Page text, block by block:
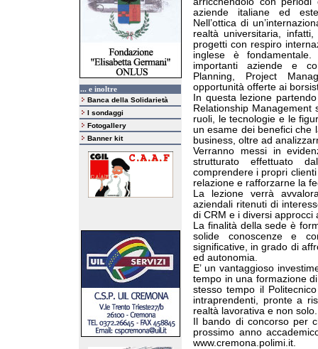
... e inoltre
Banca della Solidarietà
I sondaggi
Fotogallery
Banner kit
aziende italiane ed
Nell’ottica di
realtà universitaria,
progetti con respiro
inglese è
importanti aziende e
Planning, Project
opportunità offerte ai
In questa lezione
Relationship
ruoli, le tecnologie e le
un esame dei benefici che
business, oltre ad
Verranno messi in
strutturato effettuato
comprendere i propri
relazione e rafforzarne la
La lezione verrà
aziendali ritenuti di
di CRM e i diversi approcci
La finalità della sede è
solide conoscenze e
significative, in grado di
ed autonomia.
E’ un vantaggioso
tempo in una formazione
stesso tempo il
intraprendenti, pronte a
realtà lavorativa e non solo.
Il bando di concorso per
prossimo anno
www.cremona.polimi.it.